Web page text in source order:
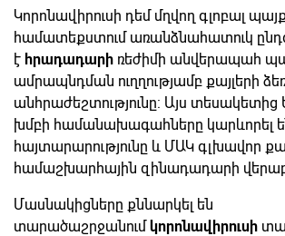
Կորոնավիրուսի դեմ մղվող գլոբալ
համատեքստում առանձնահատուկ
է հրադադարի ռեժիմի անվերապահ
ամրապնդման ուղղությամբ քայլերի
անհրաժեշտությունը: Այս տեսակետից
խմբի համանախագահները կարևորել
հայտարարությունը և ՄԱԿ գլխավոր
համաշխարհային զինադադարի
Մասնակիցները քննարկել են
տարածաշրջանումկորոնավիրուսի